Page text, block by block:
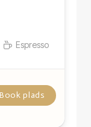
Espresso
Book plads